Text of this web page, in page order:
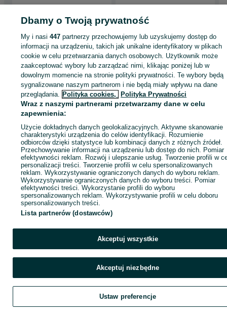
Pellet - Jelcz-Laskowice
KATEGORIA
1063289323 Wyświetlenia:
Dbamy o Twoją prywatność
My i nasi447 partnerzy przechowujemy lub uzyskujemy dostęp do
informacji na urządzeniu, takich jak unikalne identyfikatory w plikach
cookie w celu przetwarzania danych osobowych. Użytkownik może
zaakceptować wybory lub zarządzać nimi, klikając poniżej lub w
dowolnym momencie na stronie polityki prywatności. Te wybory będą
sygnalizowane naszym partnerom i nie będą miały wpływu na dane
przeglądania. Polityka cookies, Polityka Prywatności
Wraz z naszymi partnerami przetwarzamy dane w celu
zapewnienia:
Użycie dokładnych danych geolokalizacyjnych. Aktywne skanowanie
charakterystyki urządzenia do celów identyfikacji. Rozumienie
odbiorców dzięki statystyce lub kombinacji danych z różnych źródeł.
Przechowywanie informacji na urządzeniu lub dostęp do nich. Pomiar
efektywności reklam. Rozwój i ulepszanie usług. Tworzenie profili w
personalizacji treści. Tworzenie profili w celu spersonalizowanych
reklam. Wykorzystywanie ograniczonych danych do wyboru reklam.
Wykorzystywanie ograniczonych danych do wyboru treści. Pomiar
efektywności treści. Wykorzystanie profili do wyboru
spersonalizowanych reklam. Wykorzystywanie profili w celu doboru
spersonalizowanych treści.
Lista partnerów (dostawców)
Akceptuj wszystkie
Akceptuj niezbędne
Ustaw preferencje